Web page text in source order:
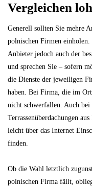
Vergleichen
Generell sollten Sie mehre
polnischen Firmen
Anbieter jedoch auch der
und sprechen Sie – sofern
die Dienste der jeweiligen
haben. Bei Firma, die im
nicht schwerfallen. Auch bei
Terrassenüberdachungen
leicht über das Internet
finden.
Ob die Wahl letztlich
polnischen Firma fällt,